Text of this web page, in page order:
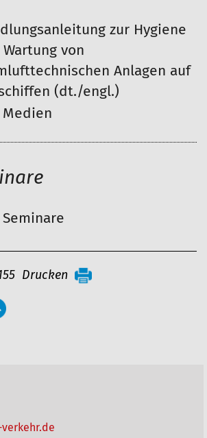
zur Hygiene
Wartung von
Anlagen auf
(dt./engl.)
Drucken